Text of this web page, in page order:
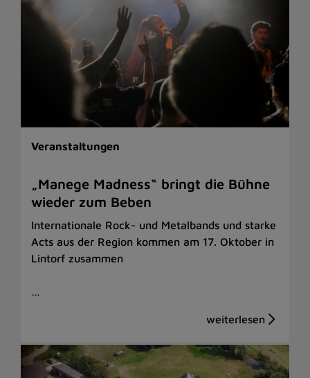
Veranstaltungen
„Manege Madness“ bringt die Bühne
wieder zum Beben
Internationale Rock- und Metalbands und starke
Acts aus der Region kommen am 17. Oktober in
Lintorf zusammen
…